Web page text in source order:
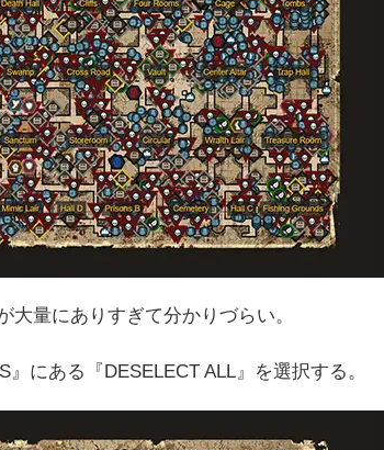
量にありすぎて分かりづらい。
にある『DESELECT ALL』を選択する。